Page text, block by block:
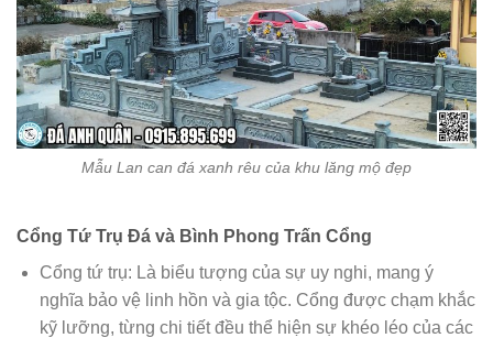
Mẫu Lan can đá xanh rêu của khu lăng mộ đẹp
Cổng Tứ Trụ Đá và Bình Phong Trấn Cổng
Cổng tứ trụ: Là biểu tượng của sự uy nghi, mang ý
nghĩa bảo vệ linh hồn và gia tộc. Cổng được chạm khắc
kỹ lưỡng, từng chi tiết đều thể hiện sự khéo léo của các